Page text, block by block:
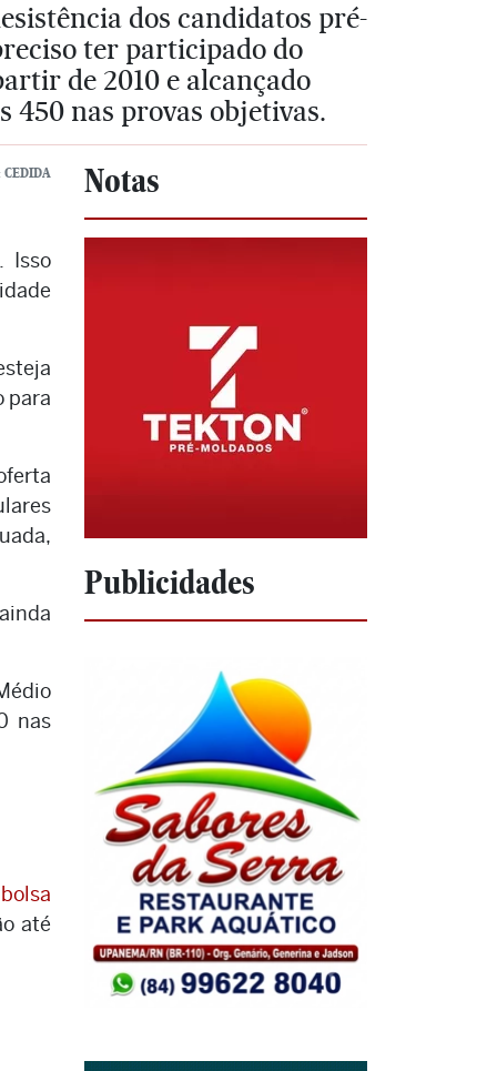
dos candidatos pré-
ter participado do
de 2010 e alcançado
450 nas provas objetivas.
CEDIDA
. Isso
para
nas
bolsa
até
Notas
Publicidades